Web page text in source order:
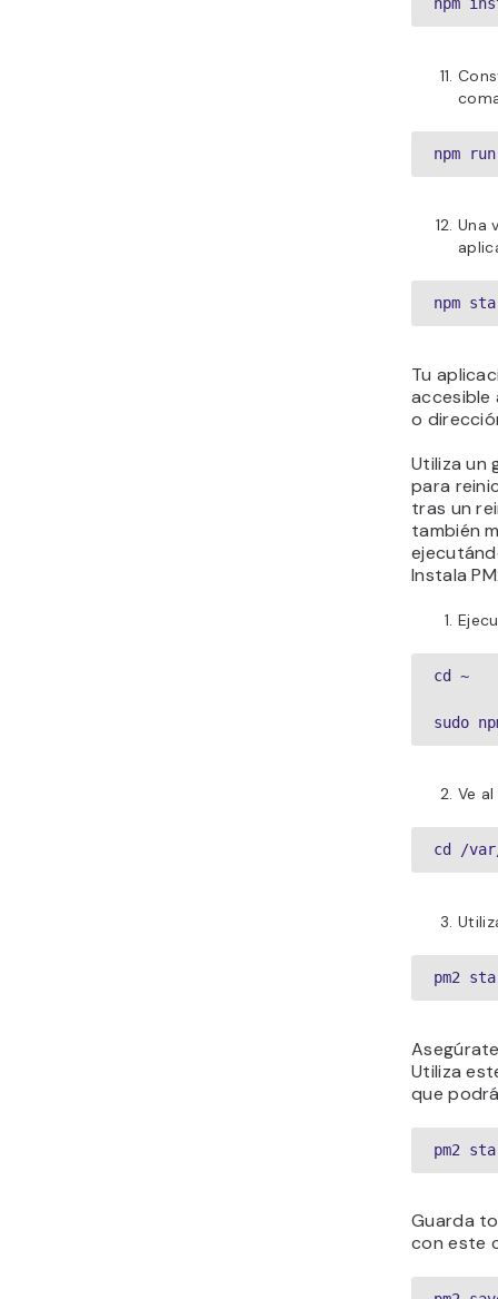
npm
Una
npm
Tu
accesible
o
Utiliza un
para
tras un
también
Instala
cd ~
sudo
Ve
cd /
pm2
Utiliza
que
pm2
Guarda
con este